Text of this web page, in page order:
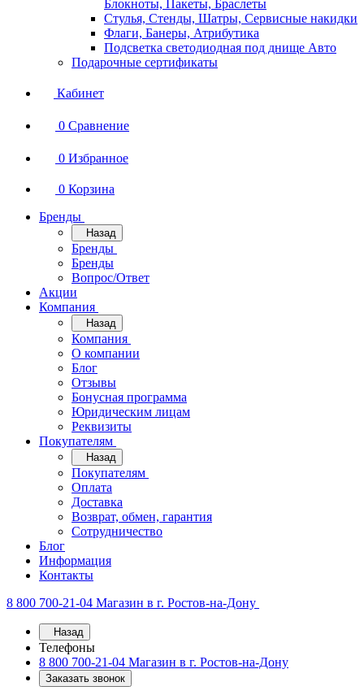
Блокноты, Пакеты, Браслеты
Стулья, Стенды, Шатры, Сервисные накидки
Флаги, Банеры, Атрибутика
Подсветка светодиодная под днище Авто
Подарочные сертификаты
Кабинет
0 Сравнение
0 Избранное
0 Корзина
Бренды
Назад
Бренды
Бренды
Вопрос/Ответ
Акции
Компания
Назад
Компания
О компании
Блог
Отзывы
Бонусная программа
Юридическим лицам
Реквизиты
Покупателям
Назад
Покупателям
Оплата
Доставка
Возврат, обмен, гарантия
Сотрудничество
Блог
Информация
Контакты
8 800 700-21-04 Магазин в г. Ростов-на-Дону
Назад
Телефоны
8 800 700-21-04 Магазин в г. Ростов-на-Дону
Заказать звонок